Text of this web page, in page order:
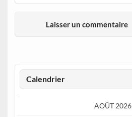
Calendrier
AOÛT 2026